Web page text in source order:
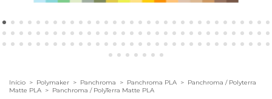
Início > Polymaker > Panchroma > Panchroma PLA > Panchroma / Polyterra
Matte PLA > Panchroma / PolyTerra Matte PLA